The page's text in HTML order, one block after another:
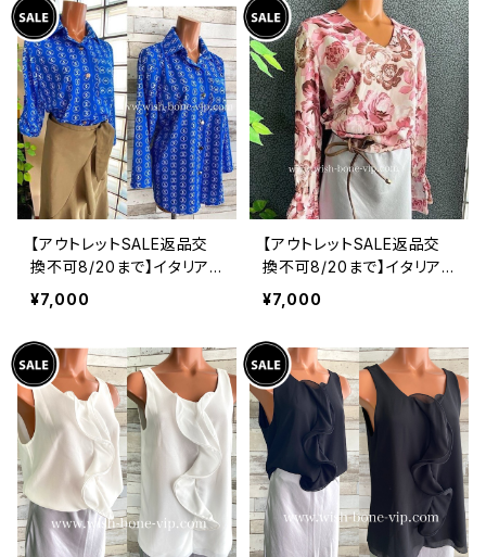
y/ホワイト＆レッド(S)(M)
(L)(XL)
ロングシャツ/ブルー
【アウトレットSALE返品交
換不可8/20まで】イタリア
製シャツ・ブラウス・トップス
｜Made in ITALY｜ロール
ャツ/ブルー
¥7,000
【アウトレットSALE返品交
換不可8/20まで】イタリア
製トップス｜ Made in ITA
LY｜フリル長袖 ロマンテ
プス/ピンク-SALE
¥7,000